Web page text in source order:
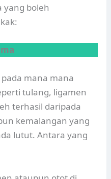
yang boleh
mana mana
tulang, ligamen
terhasil daripada
kemalangan yang
lutut. Antara yang